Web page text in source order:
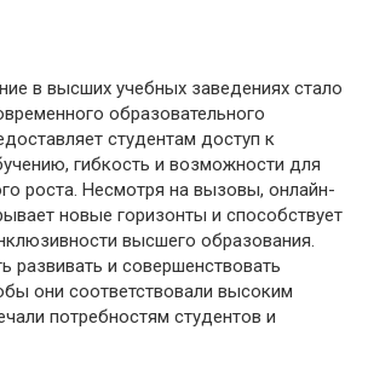
в высших учебных заведениях стало
образовательного
студентам доступ к
гибкость и возможности для
роста. Несмотря на вызовы, онлайн-
новые горизонты и способствует
высшего образования.
развивать и совершенствовать
они соответствовали высоким
потребностям студентов и